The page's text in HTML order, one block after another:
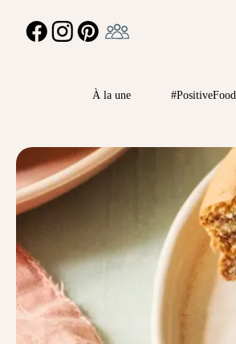
FACEBOOKINSTAGRAMPINTEREST
À la une #PositiveFood